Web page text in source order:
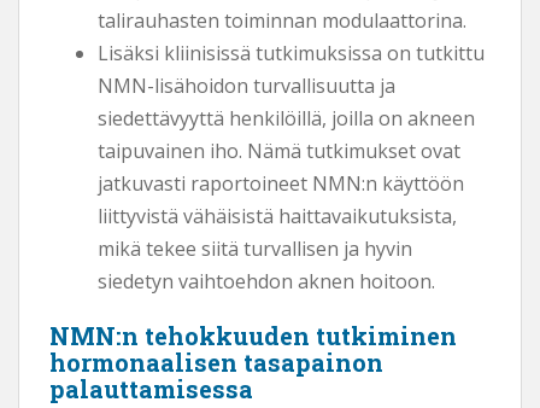
talirauhasten toiminnan modulaattorina.
Lisäksi kliinisissä tutkimuksissa on tutkittu
NMN-lisähoidon turvallisuutta ja
siedettävyyttä henkilöillä, joilla on akneen
taipuvainen iho. Nämä tutkimukset ovat
jatkuvasti raportoineet NMN:n käyttöön
liittyvistä vähäisistä haittavaikutuksista,
mikä tekee siitä turvallisen ja hyvin
siedetyn vaihtoehdon aknen hoitoon.
NMN:n tehokkuuden tutkiminen
hormonaalisen tasapainon
palauttamisessa